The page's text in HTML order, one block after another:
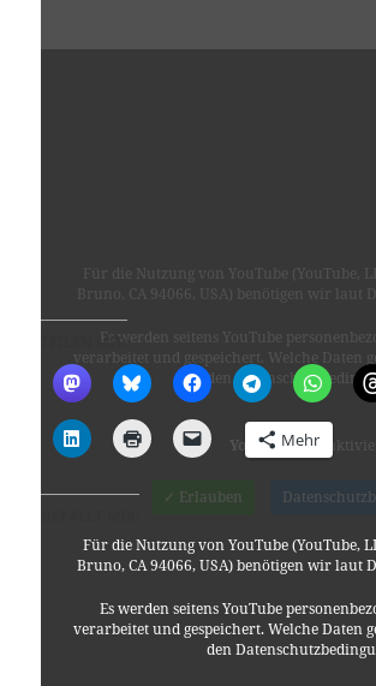
Für die Nutzung von YouTube (YouTube,
Bruno, CA 94066, USA) benötigen wir laut
Es werden seitens YouTube
verarbeitet und gespeichert. Welche Daten
den
Youtubeist
✓ Erlauben
Für die Nutzung von YouTube (YouTube,
Bruno, CA 94066, USA) benötigen wir laut
Es werden seitens YouTube
verarbeitet und gespeichert. Welche Daten
den
TEILEN MIT:
Mehr